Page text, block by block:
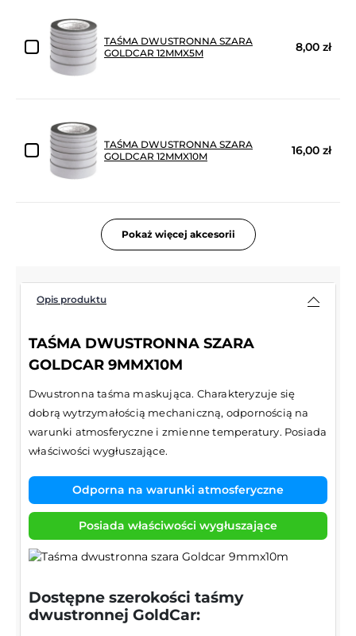
TAŚMA DWUSTRONNA SZARA
GOLDCAR 12MMX5M
8,00 zł
TAŚMA DWUSTRONNA SZARA
GOLDCAR 12MMX10M
16,00 zł
Pokaż więcej akcesorii
Opis produktu
TAŚMA DWUSTRONNA SZARA
GOLDCAR 9MMX10M
Dwustronna taśma maskująca. Charakteryzuje się
dobrą wytrzymałością mechaniczną, odpornością na
warunki atmosferyczne i zmienne temperatury. Posiada
właściwości wygłuszające.
Odporna na warunki atmosferyczne
Posiada właściwości wygłuszające
Dostępne szerokości taśmy
dwustronnej GoldCar: